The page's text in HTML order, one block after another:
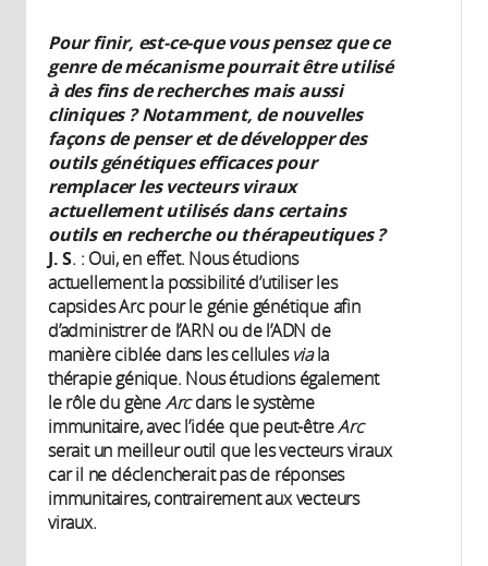
Pour finir, est-ce-que vous pensez que ce
genre de mécanisme pourrait être utilisé
à des fins de recherches mais aussi
cliniques ? Notamment, de nouvelles
façons de penser et de développer des
outils génétiques efficaces pour
remplacer les vecteurs viraux
actuellement utilisés dans certains
outils en recherche ou thérapeutiques ?
J. S. : Oui, en effet. Nous étudions
actuellement la possibilité d’utiliser les
capsides Arc pour le génie génétique afin
d’administrer de l’ARN ou de l’ADN de
manière ciblée dans les cellulesviala
thérapie génique. Nous étudions également
le rôle du gèneArcdans le système
immunitaire, avec l’idée que peut-êtreArc
serait un meilleur outil que les vecteurs viraux
car il ne déclencherait pas de réponses
immunitaires, contrairement aux vecteurs
viraux.